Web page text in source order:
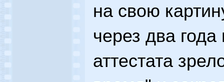
на свою
через два
аттестата